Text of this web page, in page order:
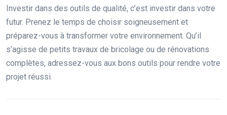
Investir dans des outils de qualité, c’est investir dans votre
futur. Prenez le temps de choisir soigneusement et
préparez-vous à transformer votre environnement. Qu’il
s’agisse de petits travaux de bricolage ou de rénovations
complètes, adressez-vous aux bons outils pour rendre votre
projet réussi.